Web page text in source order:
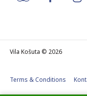
Vila Košuta © 2026
Terms & Conditions